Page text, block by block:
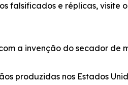
falsificados e réplicas, visite
a invenção do secador de
produzidas nos Estados